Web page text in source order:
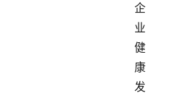
企
业
健
康
发